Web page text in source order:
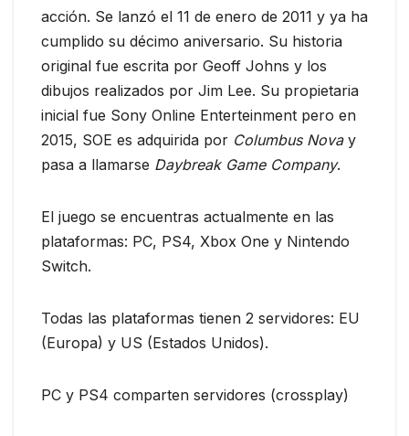
acción. Se lanzó el 11 de enero de 2011 y ya ha
cumplido su décimo aniversario. Su historia
original fue escrita por Geoff Johns y los
dibujos realizados por Jim Lee. Su propietaria
inicial fue Sony Online Enterteinment pero en
2015, SOE es adquirida por Columbus Novay
pasa a llamarse Daybreak Game Company.
El juego se encuentras actualmente en las
plataformas: PC, PS4, Xbox One y Nintendo
Switch.
Todas las plataformas tienen 2 servidores: EU
(Europa) y US (Estados Unidos).
PC y PS4 comparten servidores (crossplay)